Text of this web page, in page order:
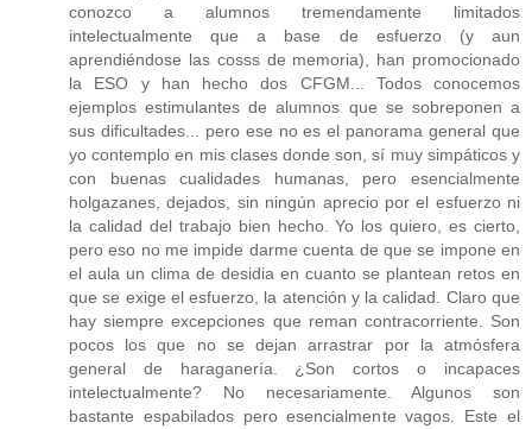
conozco a alumnos tremendamente limitados
intelectualmente que a base de esfuerzo (y aun
aprendiéndose las cosss de memoria), han promocionado
la ESO y han hecho dos CFGM... Todos conocemos
ejemplos estimulantes de alumnos que se sobreponen a
sus dificultades... pero ese no es el panorama general que
yo contemplo en mis clases donde son, sí muy simpáticos y
con buenas cualidades humanas, pero esencialmente
holgazanes, dejados, sin ningún aprecio por el esfuerzo ni
la calidad del trabajo bien hecho. Yo los quiero, es cierto,
pero eso no me impide darme cuenta de que se impone en
el aula un clima de desidia en cuanto se plantean retos en
que se exige el esfuerzo, la atención y la calidad. Claro que
hay siempre excepciones que reman contracorriente. Son
pocos los que no se dejan arrastrar por la atmósfera
general de haraganería. ¿Son cortos o incapaces
intelectualmente? No necesariamente. Algunos son
bastante espabilados pero esencialmente vagos. Este el